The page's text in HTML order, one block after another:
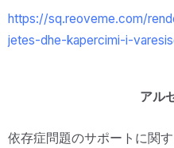
https://sq.reoveme.com/
jetes-dhe-kapercimi-i-
アル
依存症問題のサポートに関